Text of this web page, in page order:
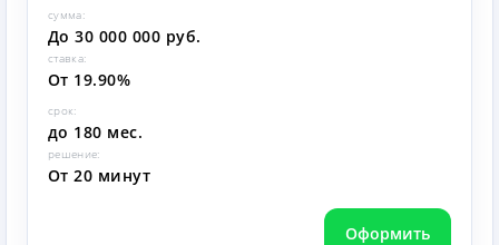
сумма:
До 30 000 000 руб.
ставка:
От 19.90%
срок:
до 180 мес.
решение:
От 20 минут
Оформить